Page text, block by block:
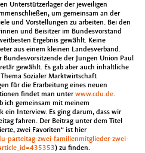
Unterstützerlager der jeweiligen
um gemeinsam an der
und Vorstellungen zu arbeiten. Bei den
und Beisitzer im Bundesvorstand
Ergebnis gewählt. Keine
aus einem kleinen Landesverband.
der Jungen Union Paul
gewählt. Es gab aber auch inhaltliche
Sozialer Marktwirtschaft
für die Erarbeitung eines neuen
findet man unterwww.cdu.de.
ich gemeinsam mit meinem
ein Interview. Es ging darum, dass wir
fahren. Der Beitrag unter dem Titel
zwei Favoriten“ ist hier
parteitag-zwei-familienmitglieder-zwei-
) zu finden.